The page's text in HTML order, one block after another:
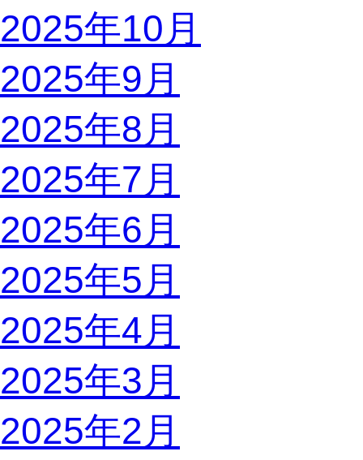
2025年10月
2025年9月
2025年8月
2025年7月
2025年6月
2025年5月
2025年4月
2025年3月
2025年2月